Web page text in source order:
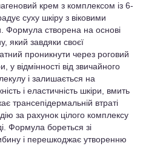
крем з комплексом iз 6-
суху шкіру з віковими
Формула створена на основі
який завдяки своєї
проникнути через роговий
відмінності від звичайного
і залишається на
і еластичність шкіри, вмить
трансепідермальній втраті
за рахунок цілого комплексу
Формула бореться зі
і перешкоджає утворенню